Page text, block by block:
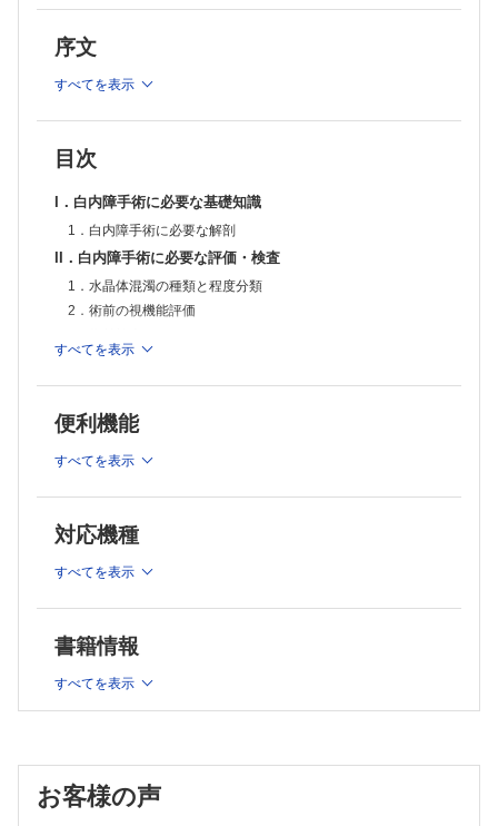
2．術野の準備
術者の姿勢
術中自動点眼装置
4．麻酔
6．創口の縫合
7．角膜切開
耳側切開のコツ
8．経結膜・強角膜一面切開
9．前嚢切開（チストトーム）
10．前嚢切開（鑷子）
11．水流核皮質分離
術中capsular block syndromeを避けるために
13．核処理（divide and conguer法，phaco chop法）
epinucleusが残った場合
フェムト秒レーザーによる白内障手術
16．皮質吸引
1．眼内レンズ度数計算
2．角膜形状異常眼での眼内レンズ度数計算
4．眼内レンズ挿入法：PMMA
7．トーリック眼内レンズ
8．多焦点眼内レンズ
9．眼内レンズ縫着
10．眼内レンズ摘出・交換
VII．特殊な白内障手術
4．輪部減張切開
境で閲覧可能なPDF版をご覧いただけます。詳細はこちらでご確
推奨ブラウザ： Firefox 最新版 / Google Chrome 最新版 / Safari
最新版
序文
すべてを表示
目次
I．白内障手術に必要な基礎知識
1．白内障手術に必要な解剖
II．白内障手術に必要な評価・検査
1．水晶体混濁の種類と程度分類
2．術前の視機能評価
抗血栓薬の中止は必要か？
4．手術適応
糖尿病患者の白内障手術のタイミング
III．白内障手術の器具・材料
1．白内障手術に使用する器具
前房不安定への対処法
3．白内障手術における手術用顕微鏡
粘弾性物質除去法
IV．白内障手術のトレーニング
2．模擬眼でのウェット・ドライラボ
角膜混濁モデルによるウェットラボ
Ⅴ．白内障手術の基本手技
1．術前処置
すべてを表示
便利機能
すべてを表示
対応機種
すべてを表示
書籍情報
すべてを表示
お客様の声